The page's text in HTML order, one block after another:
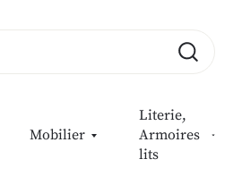
Mobilier
Literie,
Armoires
lits